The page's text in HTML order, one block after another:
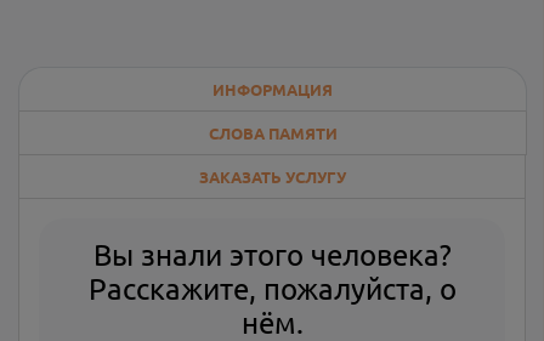
ИНФОРМАЦИЯ
СЛОВА ПАМЯТИ
ЗАКАЗАТЬ УСЛУГУ
Вы знали этого человека?
Расскажите, пожалуйста, о
нём.